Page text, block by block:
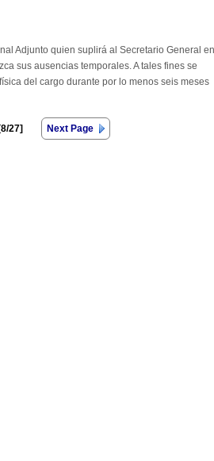
Adjunto quien suplirá al Secretario General en
sus ausencias temporales. A tales fines se
del cargo durante por lo menos seis meses
27] Next Page